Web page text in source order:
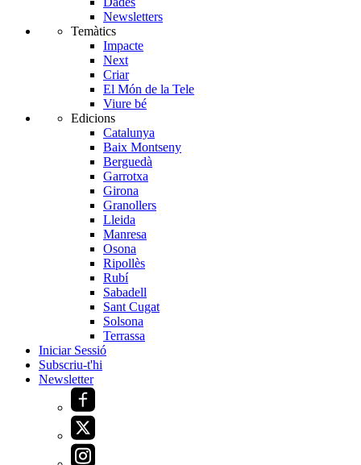
Newsletters
Temàtics
Impacte
Next
Criar
El Món de la Tele
Viure bé
Edicions
Catalunya
Baix Montseny
Berguedà
Garrotxa
Girona
Granollers
Lleida
Manresa
Osona
Ripollès
Rubí
Sabadell
Sant Cugat
Solsona
Terrassa
Iniciar Sessió
Subscriu-t'hi
Newsletter